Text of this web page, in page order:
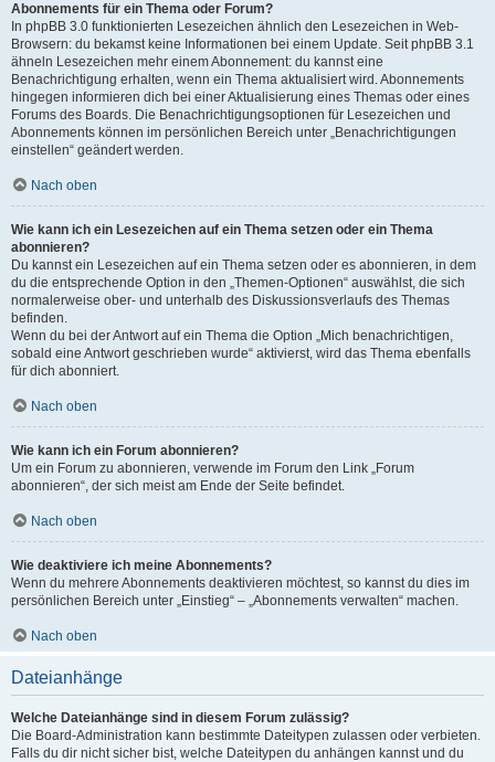
Abonnements für ein Thema oder Forum?
In phpBB 3.0 funktionierten Lesezeichen ähnlich den Lesezeichen in Web-
Browsern: du bekamst keine Informationen bei einem Update. Seit phpBB 3.1
ähneln Lesezeichen mehr einem Abonnement: du kannst eine
Benachrichtigung erhalten, wenn ein Thema aktualisiert wird. Abonnements
hingegen informieren dich bei einer Aktualisierung eines Themas oder eines
Forums des Boards. Die Benachrichtigungsoptionen für Lesezeichen und
Abonnements können im persönlichen Bereich unter „Benachrichtigungen
einstellen“ geändert werden.
Nach oben
Wie kann ich ein Lesezeichen auf ein Thema setzen oder ein Thema
abonnieren?
Du kannst ein Lesezeichen auf ein Thema setzen oder es abonnieren, in dem
du die entsprechende Option in den „Themen-Optionen“ auswählst, die sich
normalerweise ober- und unterhalb des Diskussionsverlaufs des Themas
befinden.
Wenn du bei der Antwort auf ein Thema die Option „Mich benachrichtigen,
sobald eine Antwort geschrieben wurde“ aktivierst, wird das Thema ebenfalls
für dich abonniert.
Nach oben
Wie kann ich ein Forum abonnieren?
Um ein Forum zu abonnieren, verwende im Forum den Link „Forum
abonnieren“, der sich meist am Ende der Seite befindet.
Nach oben
Wie deaktiviere ich meine Abonnements?
Wenn du mehrere Abonnements deaktivieren möchtest, so kannst du dies im
persönlichen Bereich unter „Einstieg“ – „Abonnements verwalten“ machen.
Nach oben
Dateianhänge
Welche Dateianhänge sind in diesem Forum zulässig?
Die Board-Administration kann bestimmte Dateitypen zulassen oder verbieten.
Falls du dir nicht sicher bist, welche Dateitypen du anhängen kannst und du